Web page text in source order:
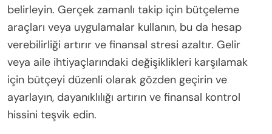
belirleyin. Gerçek zamanlı takip için bütçeleme
araçları veya uygulamalar kullanın, bu da hesap
verebilirliği artırır ve finansal stresi azaltır. Gelir
veya aile ihtiyaçlarındaki değişiklikleri karşılamak
için bütçeyi düzenli olarak gözden geçirin ve
ayarlayın, dayanıklılığı artırın ve finansal kontrol
hissini teşvik edin.